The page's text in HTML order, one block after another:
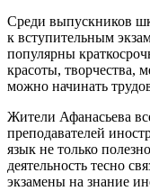
Среди выпускников
к вступительным
популярны
красоты, творчества,
можно начинать
Жители Афанасьева
преподавателей
язык не только
деятельность тесно
экзамены на знание